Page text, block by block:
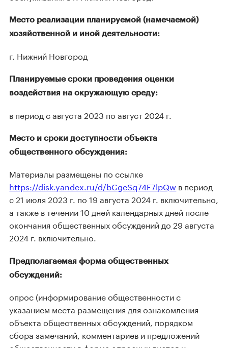
Место реализации планируемой (намечаемой)
хозяйственной и иной деятельности:
г. Нижний Новгород
Планируемые сроки проведения оценки
воздействия на окружающую среду:
в период с августа 2023 по август 2024 г.
Место и сроки доступности объекта
общественного обсуждения:
Материалы размещены по ссылке
https://disk.yandex.ru/d/bCgcSq74F7lpQw в период
с 21 июля 2023 г. по 19 августа 2024 г. включительно,
а также в течении 10 дней календарных дней после
окончания общественных обсуждений до 29 августа
2024 г. включительно.
Предполагаемая форма общественных
обсуждений:
опрос (информирование общественности с
указанием места размещения для ознакомления
объекта общественных обсуждений, порядком
сбора замечаний, комментариев и предложений